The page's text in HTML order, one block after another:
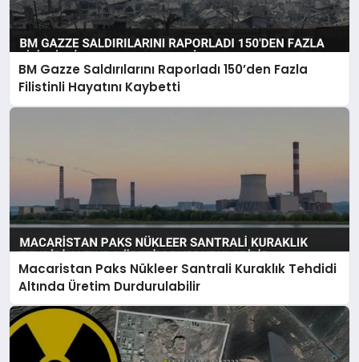
BM Gazze Saldırılarını Raporladı 150’den Fazla
Filistinli Hayatını Kaybetti
Macaristan Paks Nükleer Santrali Kuraklık Tehdidi
Altında Üretim Durdurulabilir